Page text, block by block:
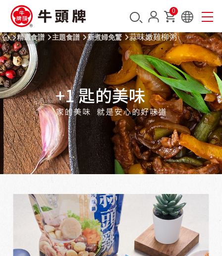
0
精選食譜 主題食譜 新煮婦免驚 蒜味嫩雞柳粥